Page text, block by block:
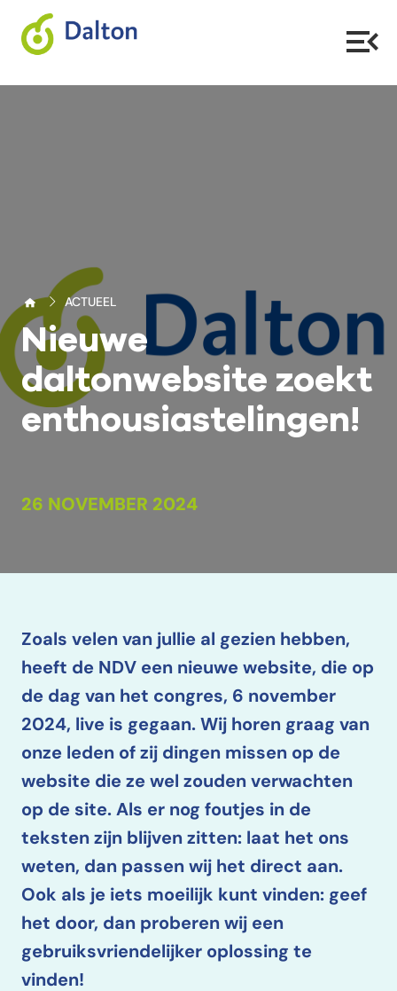
ACTUEEL
Nieuwe
daltonwebsite zoekt
enthousiastelingen!
26 NOVEMBER 2024
Zoals velen van jullie al gezien hebben,
heeft de NDV een nieuwe website, die op
de dag van het congres, 6 november
2024, live is gegaan. Wij horen graag van
onze leden of zij dingen missen op de
website die ze wel zouden verwachten
op de site. Als er nog foutjes in de
teksten zijn blijven zitten: laat het ons
weten, dan passen wij het direct aan.
Ook als je iets moeilijk kunt vinden: geef
het door, dan proberen wij een
gebruiksvriendelijker oplossing te
vinden!